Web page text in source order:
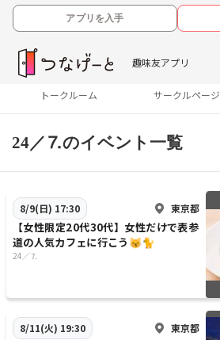
アプリを入手
趣味友アプリ
トークルーム サークルページ
24／⒎のイベント一覧
8/9(日) 17:30 東京都
【女性限定20代30代】女性だけで表参
道の人気カフェに行こう😽🐈
24／⒎
8/11(火) 19:30 東京都